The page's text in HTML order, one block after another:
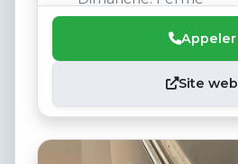
Appeler
Site web